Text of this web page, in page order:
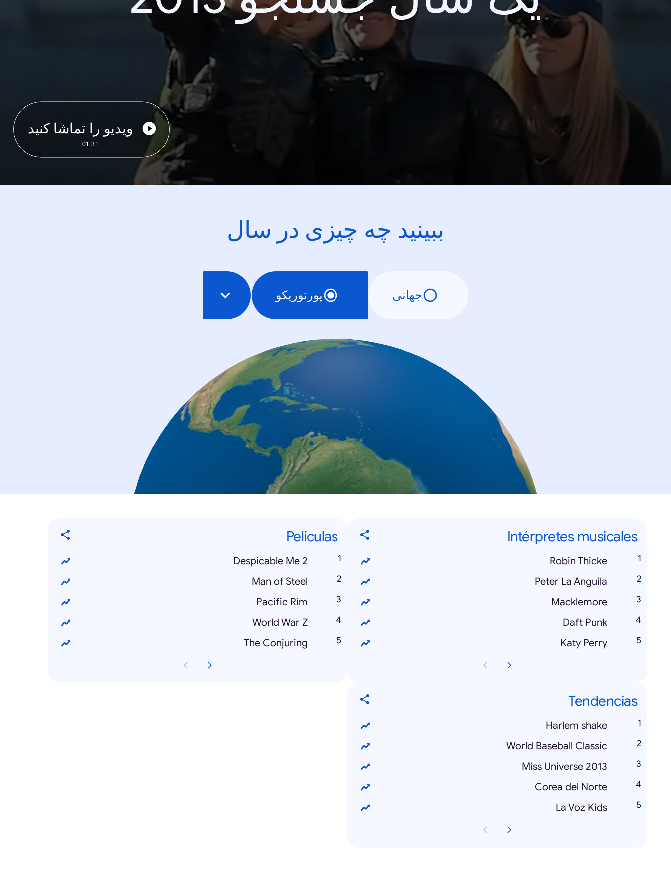
ویدیو را تماشا کنید
01:31
ببینید چه چیزی در سال
جهانی پورتوریکو
Intérpretes musicales
Robin Thicke
Peter La Anguila
Macklemore
Daft Punk
Katy Perry
Películas
Despicable Me 2
Man of Steel
Pacific Rim
World War Z
The Conjuring
Tendencias
Harlem shake
World Baseball Classic
Miss Universe 2013
Corea del Norte
La Voz Kids